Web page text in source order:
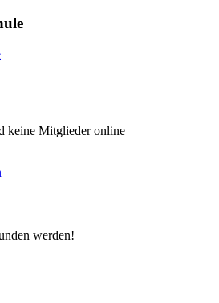
keine Mitglieder online
werden!